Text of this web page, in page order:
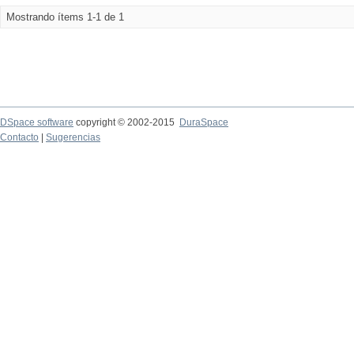
Mostrando ítems 1-1 de 1
DSpace software copyright © 2002-2015
DuraSpace
Contacto
Sugerencias